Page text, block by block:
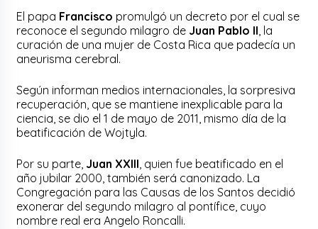
El papa Francisco promulgó un decreto por el cual se
reconoce el segundo milagro de Juan Pablo II, la
curación de una mujer de Costa Rica que padecía un
aneurisma cerebral.
Según informan medios internacionales, la sorpresiva
recuperación, que se mantiene inexplicable para la
ciencia, se dio el 1 de mayo de 2011, mismo día de la
beatificación de Wojtyla.
Por su parte, Juan XXIII, quien fue beatificado en el
año jubilar 2000, también será canonizado. La
Congregación para las Causas de los Santos decidió
exonerar del segundo milagro al pontífice, cuyo
nombre real era Angelo Roncalli.